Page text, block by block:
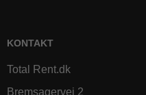
KONTAKT
Total Rent.dk
Bremsagervej 2